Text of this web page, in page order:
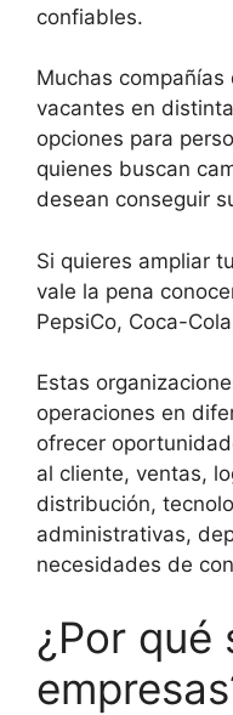
confiables.
Muchas
vacantes en
opciones para
quienes buscan
desean conseguir
Si quieres ampliar
vale la pena
PepsiCo, Coca-
Estas
operaciones en
ofrecer
al cliente, ventas,
distribución,
administrativas,
necesidades de
¿Por qué